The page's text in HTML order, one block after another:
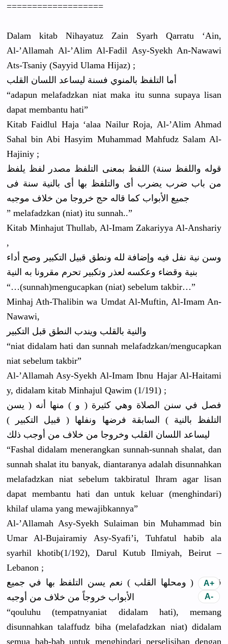
===================
Dalam kitab Nihayatuz Zain Syarh Qarratu ‘Ain,
Al-’Allamah Al-’Alim Al-Fadil Asy-Syekh An-Nawawi
Ats-Tsaniy (Sayyid Ulama Hijaz) ;
أما التلفظ بالمنوي فسنة ليساعد اللسان القلب
“adapun melafadzkan niat maka itu sunna supaya lisan
dapat membantu hati”
Kitab Faidlul Haja ‘alaa Nailur Roja, Al-’Alim Ahmad
Sahal bin Abi Hasyim Muhammad Mahfudz Salam Al-
Hajiniy ;
قوله واللفظ سنة) اللفظ بمعنى التلفظ مصدر لفظ يلفظ
من باب ضرب يضرب أى والتلفظ بها أى بالنية سنة فى
جميع الأبواب كما قاله حج خروجا من خلاف موجبه
” melafadzkan (niat) itu sunnah..”
Kitab Minhajut Thullab, Al-Imam Zakariyya Al-Anshariy
,
وسن نية نفل فيه وإضافة لله ونطق قبيل التكبير وصح أداء
بنية وقضاء وعكسه لعذر وتكبير تحرم مقرونا به النية
“…(sunnah)mengucapkan (niat) sebelum takbir…”
Minhaj Ath-Thalibin wa Umdat Al-Muftin, Al-Imam An-
Nawawi,
والنية بالقلب ويندب النطق قبل التكبير
“niat didalam hati dan sunnah melafadzkan/mengucapkan
niat sebelum takbir”
Al-’Allamah Asy-Syekh Al-Imam Ibnu Hajar Al-Haitami
y, didalam kitab Minhajul Qawim (1/191) ;
فصل في سنن الصلاة وهي كثيرة ( و ) منها أنه ( يسن
التلفظ بالنية ) السابقة فرضها ونفلها ( قبيل التكبير )
ليساعد اللسان القلب وخروجا من خلاف من أوجب ذلك
“Fashal didalam menerangkan sunnah-sunnah shalat, dan
sunnah shalat itu banyak, diantaranya adalah disunnahkan
melafadzkan niat sebelum takbiratul Ihram agar lisan
dapat membantu hati dan untuk keluar (menghindari)
khilaf ulama yang mewajibkannya”
Al-’Allamah Asy-Syekh Sulaiman bin Muhammad bin
Umar Al-Bujairamiy Asy-Syafi’i, Tuhfatul habib ala
syarhil khotib(1/192), Darul Kutub Ilmiyah, Beirut –
Lebanon ;
قوله : ( ومحلها القلب ) نعم يسن التلفظ بها في جميع
الأبواب خروجاً من خلاف من أوجبه
“qouluhu (tempatnyaniat didalam hati), memang
disunnahkan talaffudz biha (melafadzkan niat) didalam
semua bab-bab untuk menghindari perselisihan dengan